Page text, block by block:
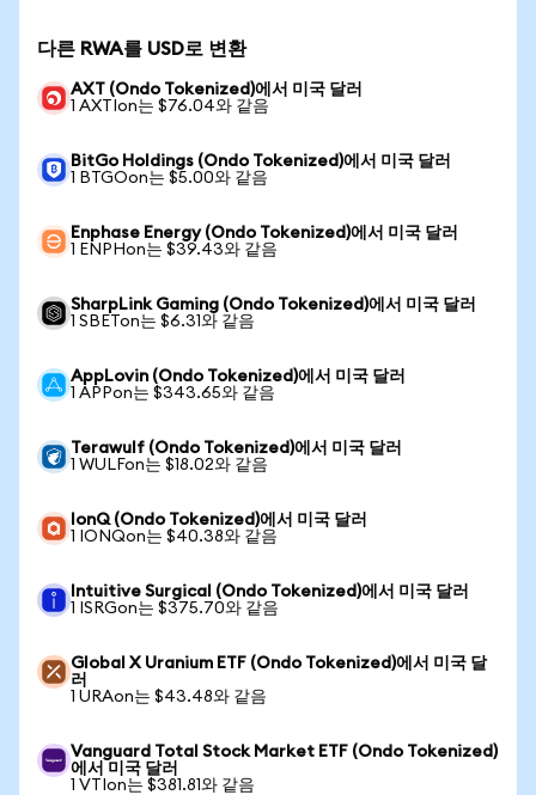
다른 RWA를 USD로 변환
AXT (Ondo Tokenized)에서 미국 달러
1 AXTIon는 $76.04와 같음
BitGo Holdings (Ondo Tokenized)에서 미국 달러
1 BTGOon는 $5.00와 같음
Enphase Energy (Ondo Tokenized)에서 미국 달러
1 ENPHon는 $39.43와 같음
SharpLink Gaming (Ondo Tokenized)에서 미국 달러
1 SBETon는 $6.31와 같음
AppLovin (Ondo Tokenized)에서 미국 달러
1 APPon는 $343.65와 같음
Terawulf (Ondo Tokenized)에서 미국 달러
1 WULFon는 $18.02와 같음
IonQ (Ondo Tokenized)에서 미국 달러
1 IONQon는 $40.38와 같음
Intuitive Surgical (Ondo Tokenized)에서 미국 달러
1 ISRGon는 $375.70와 같음
Global X Uranium ETF (Ondo Tokenized)에서 미국 달
러
1 URAon는 $43.48와 같음
Vanguard Total Stock Market ETF (Ondo Tokenized)
에서 미국 달러
1 VTIon는 $381.81와 같음